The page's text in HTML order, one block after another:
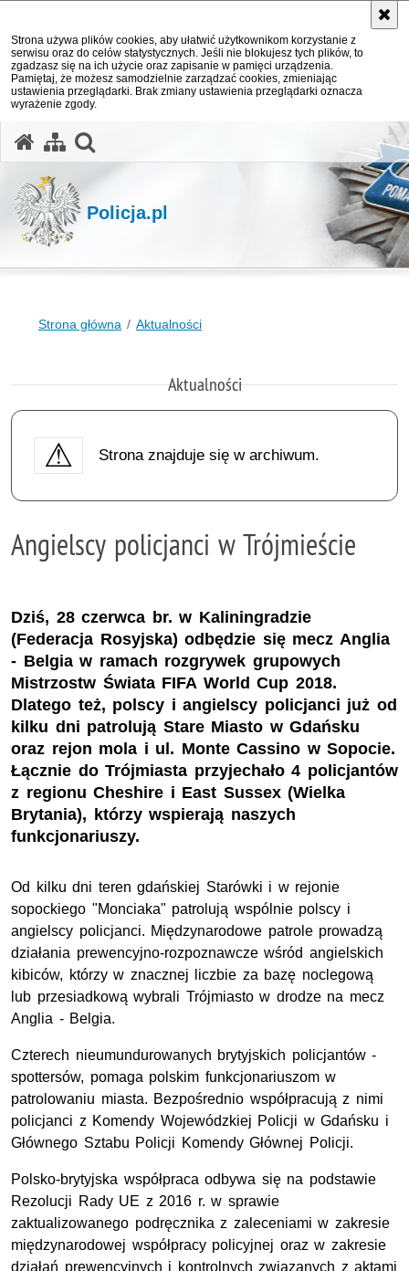
Strona używa plików cookies, aby ułatwić użytkownikom korzystanie z
serwisu oraz do celów statystycznych. Jeśli nie blokujesz tych plików, to
zgadzasz się na ich użycie oraz zapisanie w pamięci urządzenia.
Pamiętaj, że możesz samodzielnie zarządzać cookies, zmieniając
ustawienia przeglądarki. Brak zmiany ustawienia przeglądarki oznacza
wyrażenie zgody.
Policja.pl
Strona główna Aktualności
Aktualności
Strona znajduje się w archiwum.
Angielscy policjanci w Trójmieście
Dziś, 28 czerwca br. w Kaliningradzie
(Federacja Rosyjska) odbędzie się mecz Anglia
- Belgia w ramach rozgrywek grupowych
Mistrzostw Świata FIFA World Cup 2018.
Dlatego też, polscy i angielscy policjanci już od
kilku dni patrolują Stare Miasto w Gdańsku
oraz rejon mola i ul. Monte Cassino w Sopocie.
Łącznie do Trójmiasta przyjechało 4 policjantów
z regionu Cheshire i East Sussex (Wielka
Brytania), którzy wspierają naszych
funkcjonariuszy.
Od kilku dni teren gdańskiej Starówki i w rejonie
sopockiego "Monciaka" patrolują wspólnie polscy i
angielscy policjanci. Międzynarodowe patrole prowadzą
działania prewencyjno-rozpoznawcze wśród angielskich
kibiców, którzy w znacznej liczbie za bazę noclegową
lub przesiadkową wybrali Trójmiasto w drodze na mecz
Anglia - Belgia.
Czterech nieumundurowanych brytyjskich policjantów -
spottersów, pomaga polskim funkcjonariuszom w
patrolowaniu miasta. Bezpośrednio współpracują z nimi
policjanci z Komendy Wojewódzkiej Policji w Gdańsku i
Głównego Sztabu Policji Komendy Głównej Policji.
Polsko-brytyjska współpraca odbywa się na podstawie
Rezolucji Rady UE z 2016 r. w sprawie
zaktualizowanego podręcznika z zaleceniami w zakresie
międzynarodowej współpracy policyjnej oraz w zakresie
działań prewencyjnych i kontrolnych związanych z aktami